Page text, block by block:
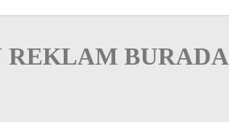
REKLAM BURADA